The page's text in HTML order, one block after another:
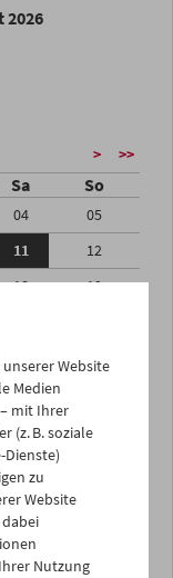
2026
> >>
Sa So
04
05
11
12
18
19
03
09
Website
Medien
mit Ihrer
(z. B. soziale
Dienste)
zu
Website
Nutzung